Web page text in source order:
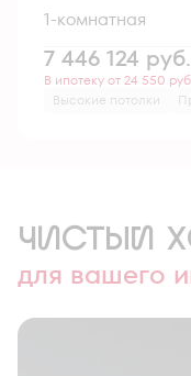
1-комнатная
7 446 124 руб.
В ипотеку от 24 550
Высокие потолки
ЧИСТЫЙ
для вашего